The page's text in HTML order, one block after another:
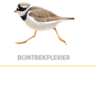
BONTBEKPLEVIER